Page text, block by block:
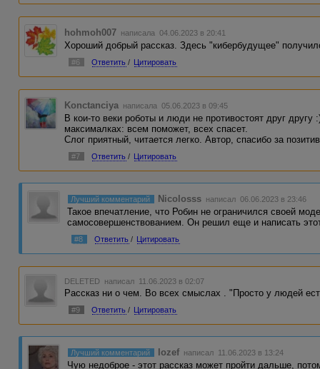
hohmoh007 написала 04.06.2023 в 20:41
Хороший добрый рассказ. Здесь "кибербудущее"
#6 Ответить / Цитировать
Konctanciya написала 05.06.2023 в 09:45
В кои-то веки роботы и люди не противостоят друг другу
максималках: всем поможет, всех спасет.
Слог приятный, читается легко. Автор, спасибо за
#7 Ответить / Цитировать
Лучший комментарий Nicolosss написал 06.06.2023 в 23:46
Такое впечатление, что Робин не ограничился своей
самосовершенствованием. Он решил еще и написать
#8 Ответить / Цитировать
DELETED написал 11.06.2023 в 02:07
Рассказ ни о чем. Во всех смыслах . "Просто у людей
#9 Ответить / Цитировать
Лучший комментарий Iozef написал 11.06.2023 в 13:24
Чую недоброе - этот рассказ может пройти дальше,